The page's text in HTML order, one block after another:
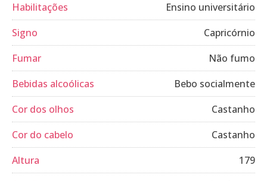
Habilitações
Ensino universitário
Signo
Capricórnio
Fumar
Não fumo
Bebidas alcoólicas
Bebo socialmente
Cor dos olhos
Castanho
Cor do cabelo
Castanho
Altura
179